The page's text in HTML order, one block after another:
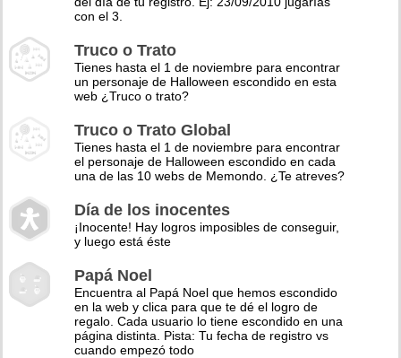
con el 3.
Truco o Trato
Tienes hasta el 1 de noviembre para encontrar
un personaje de Halloween escondido en esta
web ¿Truco o trato?
Truco o Trato Global
Tienes hasta el 1 de noviembre para encontrar
el personaje de Halloween escondido en cada
una de las 10 webs de Memondo. ¿Te atreves?
Día de los inocentes
¡Inocente! Hay logros imposibles de conseguir,
y luego está éste
Papá Noel
Encuentra al Papá Noel que hemos escondido
en la web y clica para que te dé el logro de
regalo. Cada usuario lo tiene escondido en una
página distinta. Pista: Tu fecha de registro vs
cuando empezó todo